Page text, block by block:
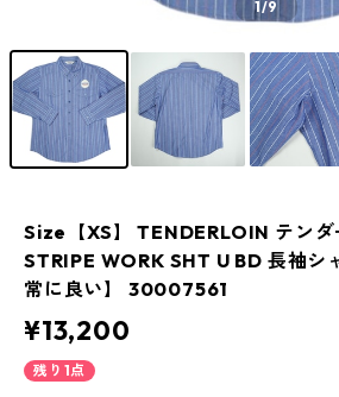
1/9
Size【XS】 TENDERLOIN テン
STRIPE WORK SHT U BD 長袖シ
常に良い】 30007561
¥13,200
残り1点